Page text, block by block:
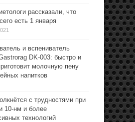
рассказали, что
есть 1 января
и вспениватель
DK-003: быстро и
молочную пену
напитков
с трудностями при
10-нм и более
технологий